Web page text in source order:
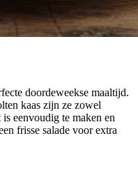
doordeweekse maaltijd.
kaas zijn ze zowel
eenvoudig te maken en
frisse salade voor extra